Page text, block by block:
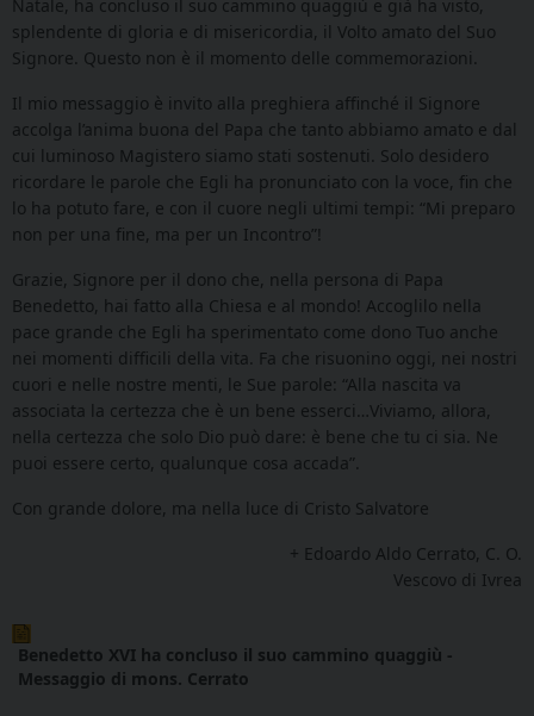
Natale, ha concluso il suo cammino quaggiù e già ha visto,
splendente di gloria e di misericordia, il Volto amato del Suo
Signore. Questo non è il momento delle commemorazioni.
Il mio messaggio è invito alla preghiera affinché il Signore
accolga l’anima buona del Papa che tanto abbiamo amato e dal
cui luminoso Magistero siamo stati sostenuti. Solo desidero
ricordare le parole che Egli ha pronunciato con la voce, fin che
lo ha potuto fare, e con il cuore negli ultimi tempi: “Mi preparo
non per una fine, ma per un Incontro”!
Grazie, Signore per il dono che, nella persona di Papa
Benedetto, hai fatto alla Chiesa e al mondo! Accoglilo nella
pace grande che Egli ha sperimentato come dono Tuo anche
nei momenti difficili della vita. Fa che risuonino oggi, nei nostri
cuori e nelle nostre menti, le Sue parole: “Alla nascita va
associata la certezza che è un bene esserci…Viviamo, allora,
nella certezza che solo Dio può dare: è bene che tu ci sia. Ne
puoi essere certo, qualunque cosa accada”.
Con grande dolore, ma nella luce di Cristo Salvatore
+ Edoardo Aldo Cerrato, C. O.
Vescovo di Ivrea
Benedetto XVI ha concluso il suo cammino quaggiù -
Messaggio di mons. Cerrato